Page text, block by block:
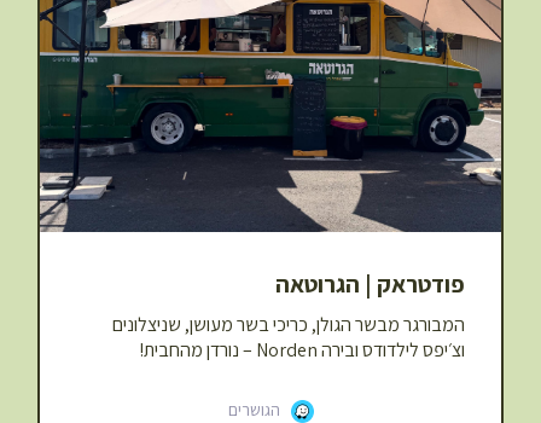
פודטראק | הגרוטאה
המבורגר מבשר הגולן, כריכי בשר מעושן, שניצלונים
וצ׳יפס לילדודס ובירה Norden – נורדן מהחבית!
הגושרים